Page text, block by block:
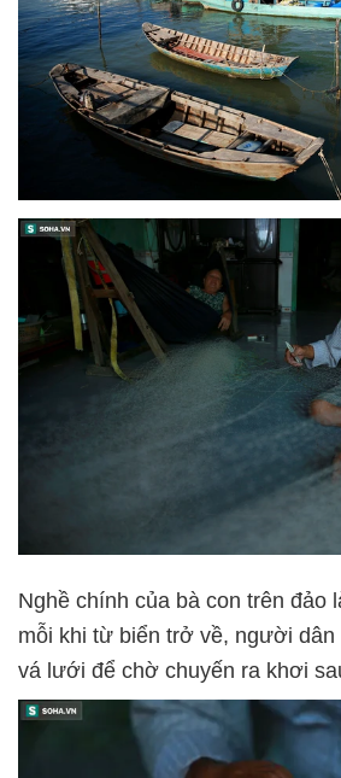
Nghề chính của bà con trên đảo
mỗi khi từ biển trở về, người dân
vá lưới để chờ chuyến ra khơi